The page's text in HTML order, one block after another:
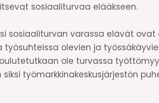
sosiaaliturvaa elääkseen.
sosiaaliturvan varassa elävät
työsuhteissa olevien ja
ole turvassa
siksi työmarkkinakeskusjärjestön